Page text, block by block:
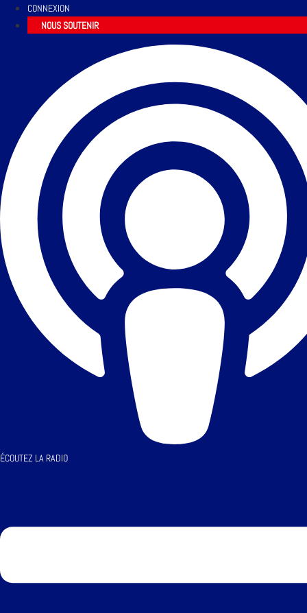
CONNEXION
NOUS SOUTENIR
ÉCOUTEZ LA RADIO